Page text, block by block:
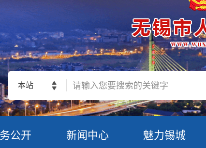
本站
公开 新闻中心 魅力锡城